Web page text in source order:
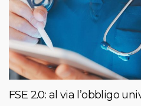
FSE 2.0: al via l’obbligo